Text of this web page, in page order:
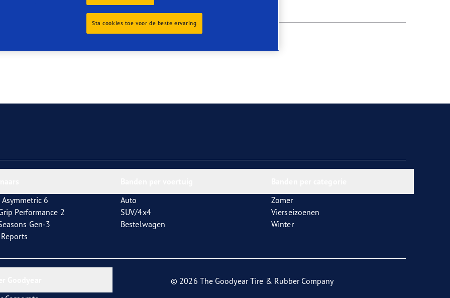
F1 Asymmetric 6
Asymmetric 6
Performance 2
Gen-3
Auto
SUV/4x4
Bestelwagen
Zomer
Vierseizoenen
Winter
© 2026 The Goodyear Tire & Rubber Company
Sta cookies toe voor de beste ervaring